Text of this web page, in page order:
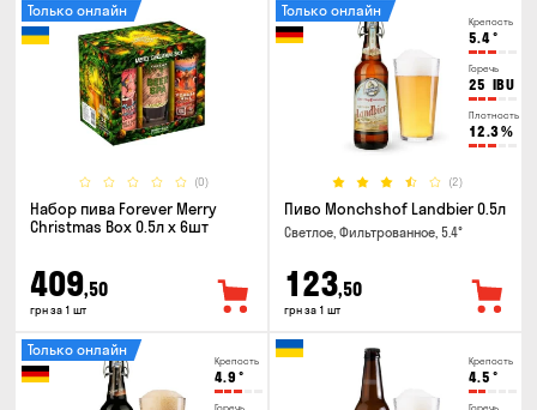
(0)
Только онлайн
Набор пива Forever Merry
Christmas Box 0.5л x 6шт
409,50
грн за 1 шт
Крепость
5.4°
Горечь
25 IBU
Плотность
12.3%
(2)
Только онлайн
Пиво Monchshof Landbier 0.5л
Светлое, Фильтрованное, 5.4°
123,50
грн за 1 шт
Крепость
4.9 °
Горечь
Только онлайн
Крепость
4.5 °
Горечь